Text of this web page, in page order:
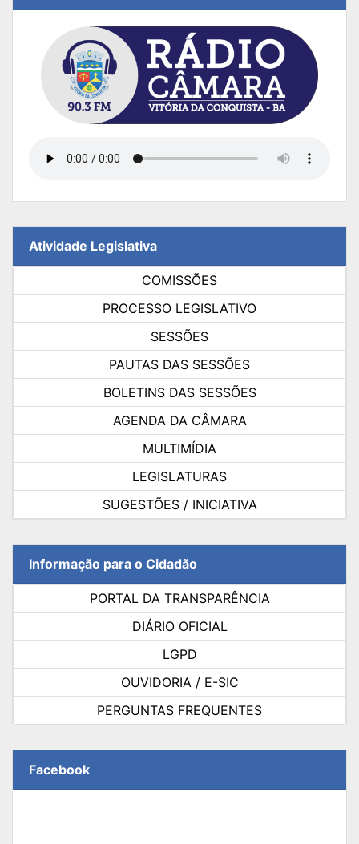
Atividade Legislativa
COMISSÕES
PROCESSO LEGISLATIVO
SESSÕES
PAUTAS DAS SESSÕES
BOLETINS DAS SESSÕES
AGENDA DA CÂMARA
MULTIMÍDIA
LEGISLATURAS
SUGESTÕES / INICIATIVA
Informação para o Cidadão
PORTAL DA TRANSPARÊNCIA
DIÁRIO OFICIAL
LGPD
OUVIDORIA / E-SIC
PERGUNTAS FREQUENTES
Facebook